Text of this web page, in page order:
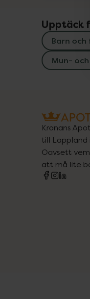
Upptäck
Barn och
Mun-
Kronans
till Lappland
Oavsett
att må lite